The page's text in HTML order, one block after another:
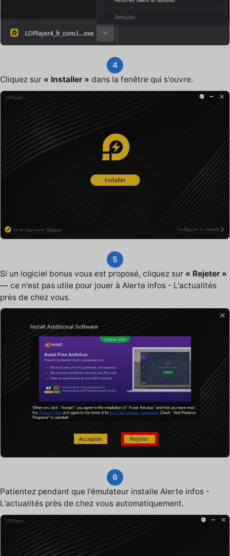
4
Cliquez sur « Installer » dans la fenêtre qui s'ouvre.
5
Si un logiciel bonus vous est proposé, cliquez sur « Rejeter »
— ce n'est pas utile pour jouer à Alerte infos - L'actualités
près de chez vous.
6
Patientez pendant que l'émulateur installe Alerte infos -
L'actualités près de chez vous automatiquement.